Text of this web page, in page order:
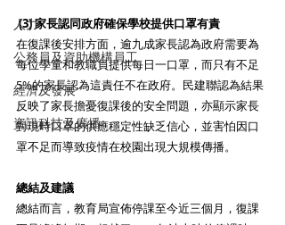
人力
公務員及資助機構員工
經濟及發展
資訊科技及廣播
(3) 家長認同政府確保學校提供口罩有責
在復課後安排方面，逾九成家長認為政府需要為
每位學童和教職員提供每日一口罩，而只有不足
5%的家長認為這責任不在政府。民建聯認為結果
反映了家長擔憂復課後的安全問題，亦顯示家長
對現時口罩的供應穩定性缺乏信心，並害怕因口
罩不足而導致疫情在校園出現大規模傳播。
總結及建議
總結而言，教育局宣佈停課至今近三個月，復課